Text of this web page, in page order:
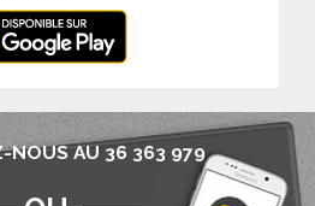
NOUS AU 36 363 979